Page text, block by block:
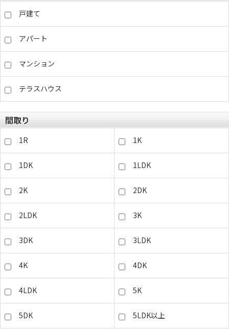
戸建て
アパート
マンション
テラスハウス
間取り
1R 1K
1DK 1LDK
2K 2DK
2LDK 3K
3DK 3LDK
4K 4DK
4LDK 5K
5DK 5LDK以上